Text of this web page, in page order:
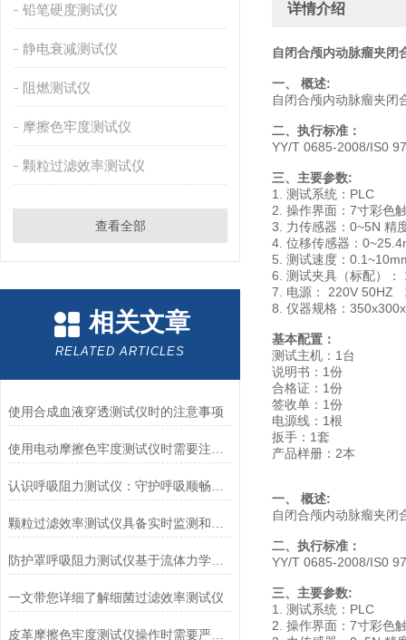
铅笔硬度测试仪
静电衰减测试仪
阻燃测试仪
摩擦色牢度测试仪
颗粒过滤效率测试仪
查看全部
相关文章
RELATED ARTICLES
使用合成血液穿透测试仪时的注意事项
防护罩呼吸阻力测试仪基于流体力学与压力传感技术
一文带您详细了解细菌过滤效率测试仪
皮革摩擦色牢度测试仪操作时需要严格遵循规程
详情介绍
自闭合颅内动脉瘤夹闭
一、 概述:
自闭合颅内动脉瘤夹闭
二、执行标准：
YY/T 0685-2008/IS0
三、主要参数:
1. 测试系统：PLC
2. 操作界面：7寸彩色
3. 力传感器：0~5N 精
4. 位移传感器：
5. 测试速度：
6. 测试夹具（标配）：
7. 电源： 220V 50HZ
8. 仪器规格：
基本配置：
测试主机：1台
说明书：1份
合格证：1份
签收单：1份
电源线：1根
扳手：1套
产品样册：2本
一、 概述:
自闭合颅内动脉瘤夹闭
二、执行标准：
YY/T 0685-2008/IS0
三、主要参数:
1. 测试系统：PLC
2. 操作界面：7寸彩色